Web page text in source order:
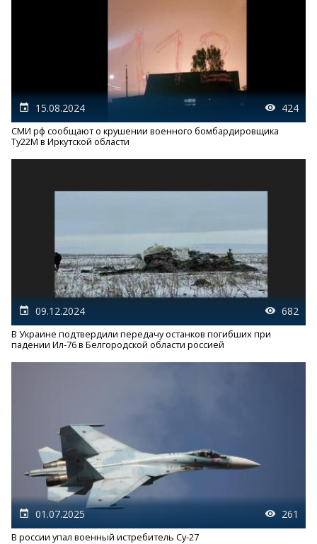
15.08.2024 424
СМИ рф сообщают о крушении военного бомбардировщика
Ту22М в Иркутской области
09.12.2024 682
В Украине подтвердили передачу останков погибших при
падении Ил-76 в Белгородской области россией
01.07.2025 261
В россии упал военный истребитель Су-27